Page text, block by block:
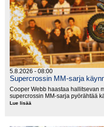
5.8.2026 - 08:00
Supercrossin MM-sarja
Cooper Webb haastaa hallitsevan
supercrossin MM-sarja pyörähtää
Lue lisää